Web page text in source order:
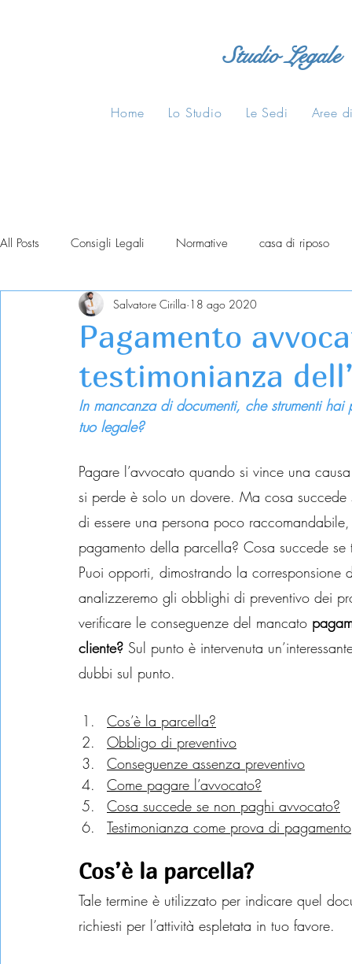
Studio Legale
Home Lo Studio Le Sedi Aree
All Posts Consigli Legali Normative casa di riposo
Pagamento
testimonianza
Salvatore Cirilla 18 ago 2020
In mancanza di documenti, che strumenti
tuo legale?
Pagare l’avvocato quando si vince una
si perde è solo un dovere. Ma cosa
di essere una persona poco
pagamento della parcella? Cosa succede
Puoi opporti, dimostrando la
analizzeremo gli obblighi di preventivo dei
verificare le conseguenze del mancato
cliente? Sul punto è intervenuta
dubbi sul punto.
Cos’è la parcella?
Obbligo di preventivo
Conseguenze assenza preventivo
Come pagare l’avvocato?
Cosa succede se non paghi avvocato?
Testimonianza come prova di pagamento
Cos’è la parcella?
Tale termine è utilizzato per indicare quel
richiesti per l’attività espletata in tuo favore.